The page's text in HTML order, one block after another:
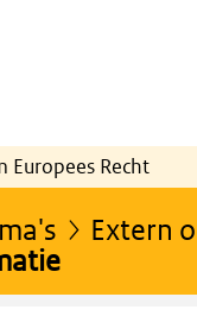
Europees Recht
Extern